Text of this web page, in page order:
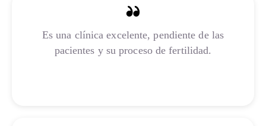
Es una clínica excelente, pendiente de las
pacientes y su proceso de fertilidad.